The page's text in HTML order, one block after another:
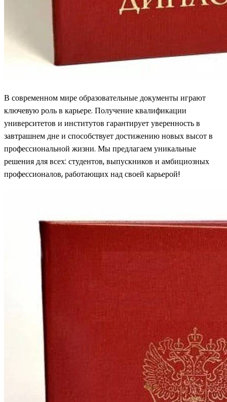
В современном мире образовательные документы играют
ключевую роль в карьере. Получение квалификации
университетов и институтов гарантирует уверенность в
завтрашнем дне и способствует достижению новых высот в
профессиональной жизни. Мы предлагаем уникальные
решения для всех: студентов, выпускников и амбициозных
профессионалов, работающих над своей карьерой!